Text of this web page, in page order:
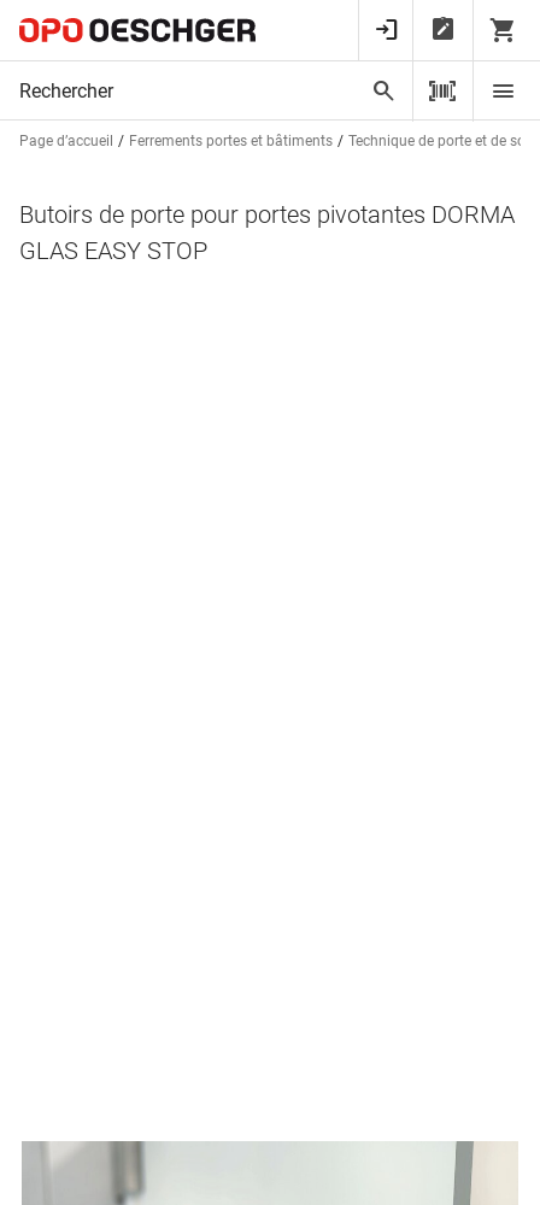
Page d’accueil Ferrements portes et bâtiments Technique de porte et de
Butoirs de porte pour portes pivotantes DORMA
GLAS EASY STOP